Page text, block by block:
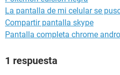
La pantalla de mi celular se
Compartir pantalla skype
Pantalla completa chrome
1 respuesta